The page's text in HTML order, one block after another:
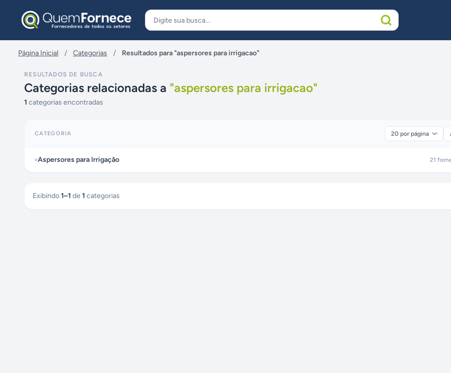
Página Inicial / Categorias / Resultados para "aspersores para irrigacao"
RESULTADOS DE BUSCA
Categorias relacionadas a "aspersores para irrigacao"
1 categorias encontradas
CATEGORIA
Aspersores para Irrigação 21
Exibindo1–1 de 1 categorias